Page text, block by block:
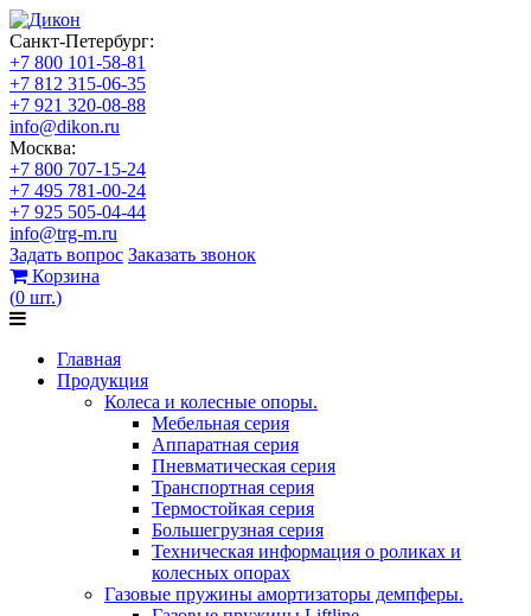
Санкт-Петербург:
+7 800 101-58-81
+7 812 315-06-35
+7 921 320-08-88
info@dikon.ru
Москва:
+7 800 707-15-24
+7 495 781-00-24
+7 925 505-04-44
info@trg-m.ru
Задать вопрос Заказать звонок
Корзина
(0 шт.)
Главная
Продукция
Колеса и колесные опоры.
Мебельная серия
Аппаратная серия
Пневматическая серия
Транспортная серия
Термостойкая серия
Большегрузная серия
Техническая информация о роликах и
колесных опорах
Газовые пружины амортизаторы демпферы.